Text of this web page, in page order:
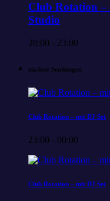
Club Rotation –
Studio
20:00 - 23:00
nächste Sendungen
Club Rotation – mit DJ Set
23:00 - 00:00
Club Rotation – mit DJ Set